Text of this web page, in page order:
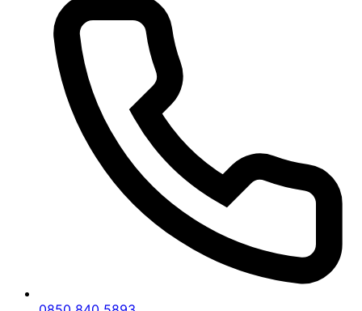
destek arıyorsanız,
Uşak Karahallı Trafik Kazası
Tazminat Avukatı
ile iletişime geçebilirsiniz.
Hukuki haklarınızı en iyi şekilde savunmak ve
tazminat alım sürecinizi hızlandırmak için güvenilir
bir avukat arıyorsanız, şimdi bize ulaşın ve uzman
desteğimizden yararlanın.
Uşak Karahallı Trafik Kazası
Tazminat Avukatı Hizmet
Uşak Karahallı Trafik Kazası Tazminat Avukatı
olarak, müvekkillerimize en doğru ve etkili hukuki